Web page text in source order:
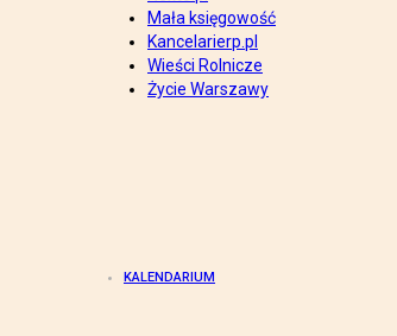
Mała księgowość
Kancelarierp.pl
Wieści Rolnicze
Życie Warszawy
KALENDARIUM